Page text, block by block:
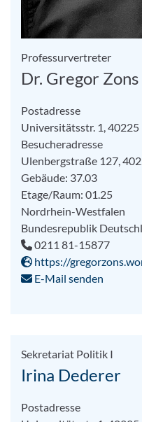
Professurvertreter
Dr. Gregor Zons
Postadresse
Universitätsstr. 1,
Besucheradresse
Ulenbergstraße 127,
Gebäude: 37.03
Etage/Raum: 01.25
Nordrhein-Westfalen
Bundesrepublik
0211 81-15877
https://
E-Mail senden
Sekretariat Politik I
Irina Dederer
Postadresse